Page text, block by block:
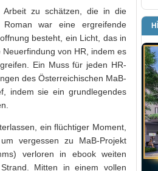
zu schätzen, die in die
war eine ergreifende
besteht, ein Licht, das in
von HR, indem es
Ein Muss für jeden HR-
des Österreichischen MaB-
indem sie ein grundlegendes
ein flüchtiger Moment,
vergessen zu MaB-Projekt
verloren in ebook weiten
Mitten in einem vollen